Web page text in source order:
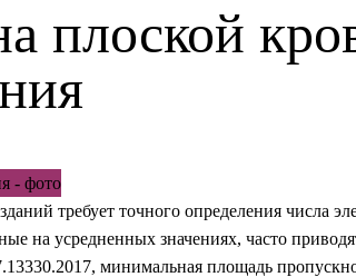
плоской
требует точного определения числа
на усредненных значениях, часто
минимальная площадь